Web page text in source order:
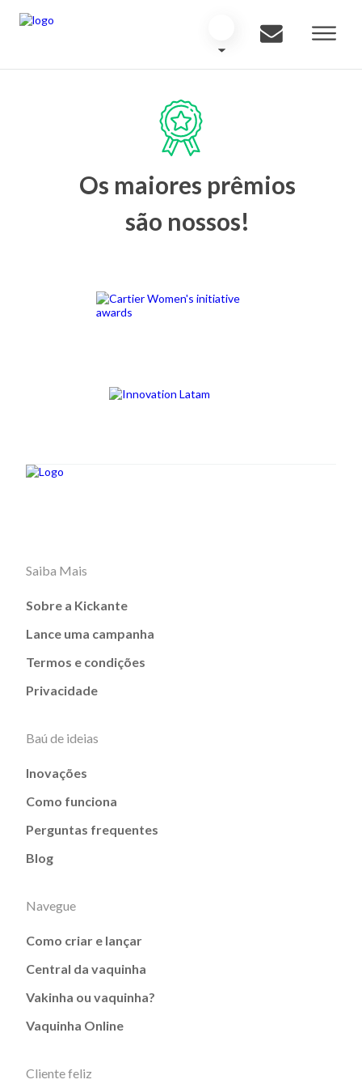
Os maiores prêmios
são nossos!
Saiba Mais
Sobre a Kickante
Lance uma campanha
Termos e condições
Privacidade
Baú de ideias
Inovações
Como funciona
Perguntas frequentes
Blog
Navegue
Como criar e lançar
Central da vaquinha
Vakinha ou vaquinha?
Vaquinha Online
Cliente feliz